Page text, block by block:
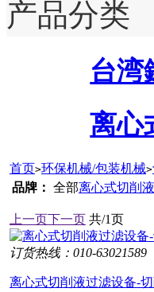
产品分类
台湾
离心
首页>环保机械/包装机械>
品牌： 全部离心式切削
上一页下一页 共/1页
订货热线：010-63021589
离心式切削液过滤设备-